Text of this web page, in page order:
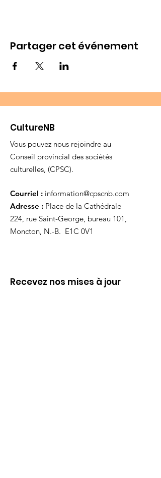
Partager cet événement
CultureNB
Vous pouvez nous rejoindre au
Conseil provincial des sociétés
culturelles, (CPSC).
Courriel : information@cpscnb.com
Adresse : Place de la Cathédrale
224, rue Saint-George, bureau 101,
Moncton, N.-B. E1C 0V1
Recevez nos mises à jour